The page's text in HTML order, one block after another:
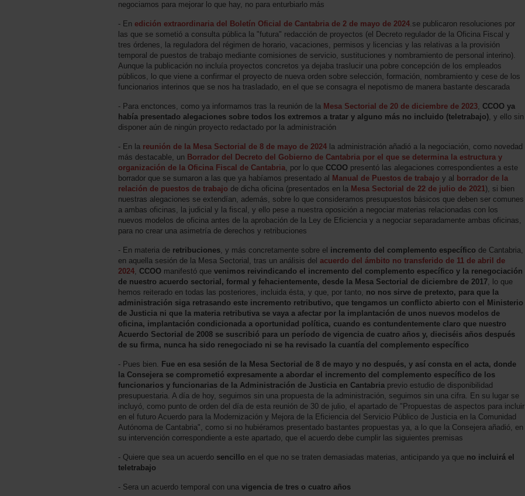
negociamos para mejorar lo que hay, no para enturbiarlo más
- En edición extraordinaria del Boletín Oficial de Cantabria de 2 de mayo de 2024.se publicaron resoluciones por
las que se sometió a consulta pública la "futura" redacción de proyectos (el Decreto regulador de la Oficina Fiscal y
tres órdenes, la reguladora del régimen de horario, vacaciones, permisos y licencias y las relativas a la provisión
temporal de puestos de trabajo mediante comisiones de servicio, sustituciones y nombramiento de personal interino).
Aunque la publicación no incluía proyectos concretos ya dejaba traslucir una pobre concepción de los empleados
públicos, lo que viene a confirmar el proyecto de nueva orden sobre selección, formación, nombramiento y cese de los
funcionarios interinos que se nos ha trasladado, en el que se consagra el nepotismo de manera bastante descarada
- Para enctonces, como ya informamos tras la reunión de la Mesa Sectorial de 20 de diciembre de 2023, CCOO ya
había presentado alegaciones sobre todos los extremos a tratar y alguno más no incluido (teletrabajo), y ello sin
disponer aún de ningún proyecto redactado por la administración
- En la reunión de la Mesa Sectorial de 8 de mayo de 2024 la administración añadió a la negociación, como novedad
más destacable, un Borrador del Decreto del Gobierno de Cantabria por el que se determina la estructura y
organización de la Oficina Fiscal de Cantabria, por lo que CCOO presentó las alegaciones correspondientes a este
borrador que se sumaron a las que ya habíamos presentado al Manual de Puestos de trabajo y al
borrador de la
relación de puestos de trabajo de dicha oficina (presentados en la Mesa Sectorial de 22 de julio de 2021), si bien
nuestras alegaciones se extendían, además, sobre lo que consideramos presupuestos básicos que deben ser comunes
a ambas oficinas, la judicial y la fiscal, y ello pese a nuestra oposición a negociar materias relacionadas con los
nuevos modelos de oficina antes de la aprobación de la Ley de Eficiencia y a negociar separadamente ambas oficinas,
para no crear una asimetría de derechos y retribuciones
- En materia de retribuciones, y más concretamente sobre el incremento del complemento específico de Cantabria,
en aquella sesión de la Mesa Sectorial, tras un análisis del acuerdo del ámbito no transferido de 11 de abril de
2024, CCOO manifestó que venimos reivindicando el incremento del complemento específico y la renegociación
de nuestro acuerdo sectorial, formal y fehacientemente, desde la Mesa Sectorial de diciembre de 2017, lo que
hemos reiterado en todas las posteriores, incluida ésta, y que, por tanto, no nos sirve de pretexto, para que la
administración siga retrasando este incremento retributivo, que tengamos un conflicto abierto con el Ministerio
de Justicia ni que la materia retributiva se vaya a afectar por la implantación de unos nuevos modelos de
oficina, implantación condicionada a oportunidad política, cuando es contundentemente claro que nuestro
Acuerdo Sectorial de 2008 se suscribió para un período de vigencia de cuatro años y, dieciséis años después
de su firma, nunca ha sido renegociado ni se ha revisado la cuantía del complemento específico
- Pues bien. Fue en esa sesión de la Mesa Sectorial de 8 de mayo y no después, y así consta en el acta, donde
la Consejera se comprometió expresamente a abordar el incremento del complemento específico de los
funcionarios y funcionarias de la Administración de Justicia en Cantabria previo estudio de disponibilidad
presupuestaria. A día de hoy, seguimos sin una propuesta de la administración, seguimos sin una cifra. En su lugar se
incluyó, como punto de orden del día de esta reunión de 30 de julio, el apartado de "Propuestas de aspectos para incluir
en el futuro Acuerdo para la Modernización y Mejora de la Eficiencia del Servicio Público de Justicia en la Comunidad
Autónoma de Cantabria", como si no hubiéramos presentado bastantes propuestas ya, a lo que la Consejera añadió, en
su intervención correspondiente a este apartado, que el acuerdo debe cumplir las siguientes premisas
- Quiere que sea un acuerdo sencillo en el que no se traten demasiadas materias, anticipando ya que no incluirá el
teletrabajo
- Sera un acuerdo temporal con una vigencia de tres o cuatro años